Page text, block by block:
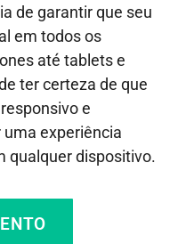
de garantir que seu
em todos os
até tablets e
ter certeza de que
e
experiência
qualquer dispositivo.